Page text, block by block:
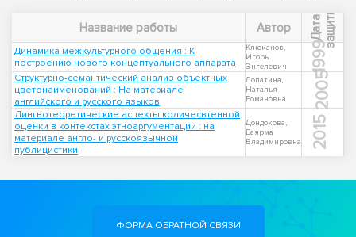
Название работы Автор Д
а
т
а
з
а
щ
и
т ы
Динамика межкультурного общения : К
построению нового концептуального аппарата
Клюканов,
Игорь
Энгелевич
1999
Структурно-семантический анализ объектных
цветонаименований : На материале
английского и русского языков
Лопатина,
Наталья
Романовна
2005
Лингвотеоретические аспекты количесвтенной
оценки в контекстах этноаргументации : на
материале англо- и русскоязычной
публицистики
Дондокова,
Баярма
Владимировна
2015
ФОРМА ОБРАТНОЙ СВЯЗИ